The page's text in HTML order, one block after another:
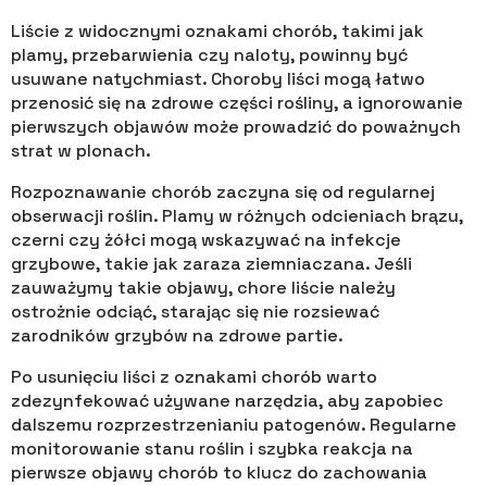
Liście z widocznymi oznakami chorób, takimi jak
plamy, przebarwienia czy naloty, powinny być
usuwane natychmiast. Choroby liści mogą łatwo
przenosić się na zdrowe części rośliny, a ignorowanie
pierwszych objawów może prowadzić do poważnych
strat w plonach.
Rozpoznawanie chorób zaczyna się od regularnej
obserwacji roślin. Plamy w różnych odcieniach brązu,
czerni czy żółci mogą wskazywać na infekcje
grzybowe, takie jak zaraza ziemniaczana. Jeśli
zauważymy takie objawy, chore liście należy
ostrożnie odciąć, starając się nie rozsiewać
zarodników grzybów na zdrowe partie.
Po usunięciu liści z oznakami chorób warto
zdezynfekować używane narzędzia, aby zapobiec
dalszemu rozprzestrzenianiu patogenów. Regularne
monitorowanie stanu roślin i szybka reakcja na
pierwsze objawy chorób to klucz do zachowania